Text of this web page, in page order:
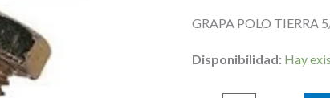
GRAPA POLO TIERRA
Disponibilidad: Hay